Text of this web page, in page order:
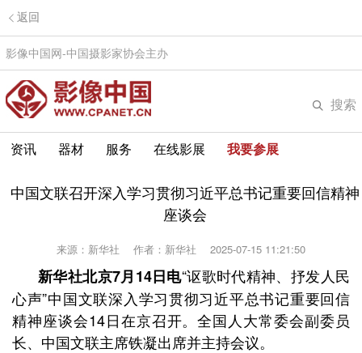
返回
影像中国网-中国摄影家协会主办
搜索
资讯 器材 服务 在线影展 我要参展
中国文联召开深入学习贯彻习近平总书记重要回信精神
座谈会
来源：新华社 作者：新华社 2025-07-15 11:21:50
新华社北京7月14日电“讴歌时代精神、抒发人民
心声”中国文联深入学习贯彻习近平总书记重要回信
精神座谈会14日在京召开。全国人大常委会副委员
长、中国文联主席铁凝出席并主持会议。